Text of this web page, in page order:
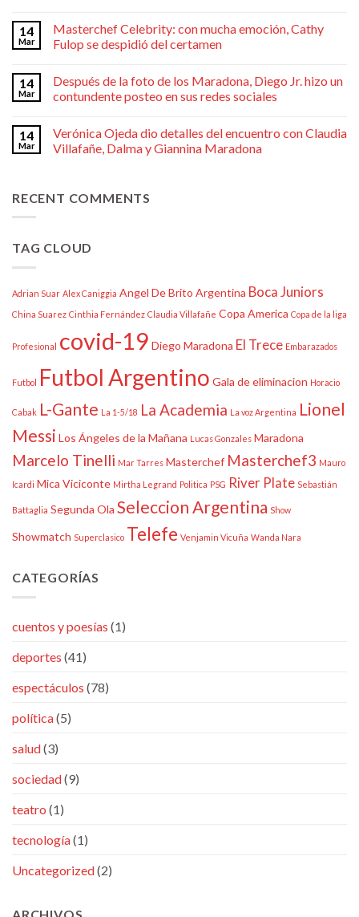
14
Mar
Masterchef Celebrity: con mucha emoción, Cathy
Fulop se despidió del certamen
14
Mar
Después de la foto de los Maradona, Diego Jr. hizo un
contundente posteo en sus redes sociales
14
Mar
Verónica Ojeda dio detalles del encuentro con Claudia
Villafañe, Dalma y Giannina Maradona
RECENT COMMENTS
TAG CLOUD
Adrian Suar Alex Caniggia Angel De Brito Argentina Boca Juniors
China Suarez Cinthia Fernández Claudia Villafañe Copa America Copa de la liga
Profesional covid-19 Diego Maradona El Trece Embarazados
Futbol Futbol Argentino Gala de eliminacion Horacio
Cabak L-Gante La 1-5/18 La Academia La voz Argentina Lionel
Messi Los Ángeles de la Mañana Lucas Gonzales Maradona
Marcelo Tinelli Mar Tarres Masterchef Masterchef3 Mauro
Icardi Mica Viciconte Mirtha Legrand Politica PSG River Plate Sebastián
Battaglia Segunda Ola Seleccion Argentina Show
Showmatch Superclasico Telefe Venjamin Vicuña Wanda Nara
CATEGORÍAS
cuentos y poesías (1)
deportes (41)
espectáculos (78)
política(5)
salud(3)
sociedad(9)
teatro (1)
tecnología(1)
Uncategorized(2)
ARCHIVOS